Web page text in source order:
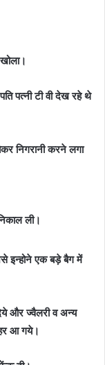
पत्नी टी वी देख रहे थे
निगरानी करने लगा
ली।
इन्होने एक बड़े बैग में
और ज्वैलरी व अन्य
आ गये।